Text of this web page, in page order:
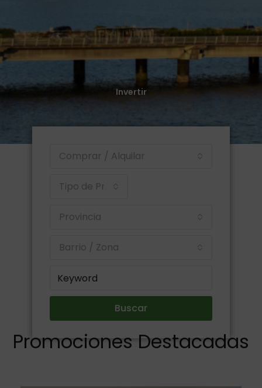
Invertir
Invertir
Conocer el mercado para tomar mejores decisiones.
Comprar / Alquilar
Tipo de Propiedad
Provincia
Barrio / Zona
Buscar
Promociones Destacadas